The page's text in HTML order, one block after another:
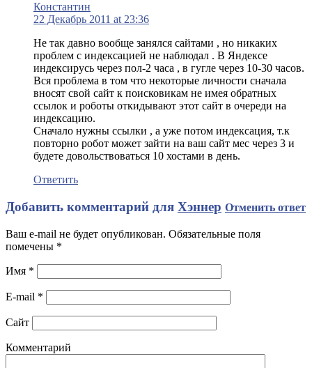
Константин
22 Декабрь 2011 at 23:36
Не так давно вообще занялся сайтами , но никаких
проблем с индексацией не наблюдал . В Яндексе
индексирусь через пол-2 часа , в гугле через 10-30 часов.
Вся проблема в том что некоторые личности сначала
вносят свой сайт к поисковикам не имея обратных
ссылок и роботы откидывают этот сайт в очереди на
индексацию.
Сначало нужны ссылки , а уже потом индексация, т.к
повторно робот может зайти на ваш сайт мес через 3 и
будете довольствоваться 10 хостами в день.
Ответить
Добавить комментарий для Хэннер Отменить ответ
Ваш e-mail не будет опубликован. Обязательные поля
помечены *
Имя *
E-mail *
Сайт
Комментарий